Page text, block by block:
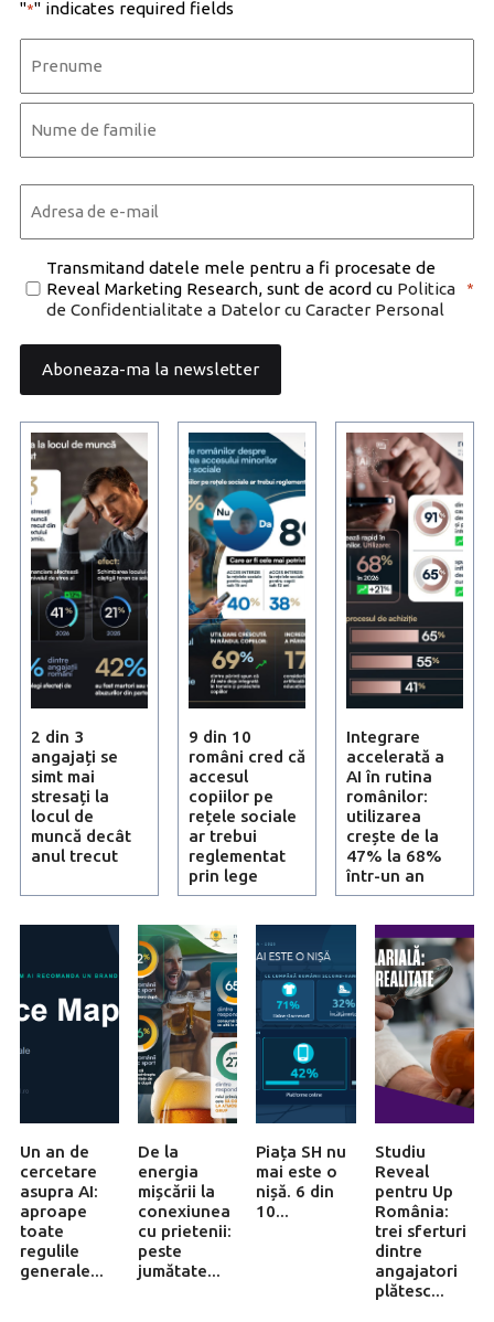
"*" indicates required fields
First
Consent
*
Transmitand datele mele pentru a fi procesate de
Reveal Marketing Research, sunt de acord cu Politica
de Confidentialitate a Datelor cu Caracter Personal
*
2 din 3
angajați se
simt mai
stresați la
locul de
muncă decât
anul trecut
9 din 10
români cred că
accesul
copiilor pe
rețele sociale
ar trebui
reglementat
prin lege
Integrare
accelerată a
AI în rutina
românilor:
utilizarea
crește de la
47% la 68%
într-un an
Un an de
cercetare
asupra AI:
aproape
toate
regulile
generale...
De la
energia
mișcării la
conexiunea
cu prietenii:
peste
jumătate...
Piața SH nu
mai este o
nișă. 6 din
10...
Studiu
Reveal
pentru Up
România:
trei sferturi
dintre
angajatori
plătesc...